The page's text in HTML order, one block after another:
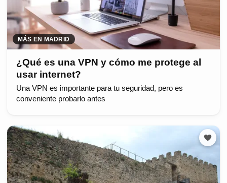
MÁS EN MADRID
¿Qué es una VPN y cómo me protege al
usar internet?
Una VPN es importante para tu seguridad, pero es
conveniente probarlo antes